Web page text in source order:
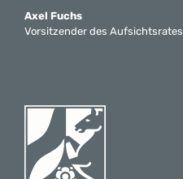
Axel Fuchs
Vorsitzender des Aufsichtsrates